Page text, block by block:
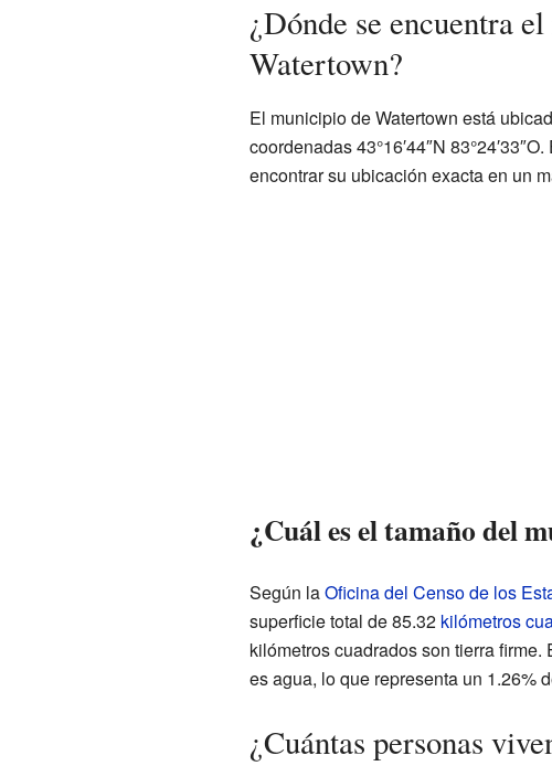
¿Dónde se encuentra
Watertown?
El municipio de Watertown está
coordenadas 43°16′44″N
encontrar su ubicación exacta en un
¿Cuál es el tamaño del
Según laOficina del Censo de los
superficie total de 85.32 kilómetros
kilómetros cuadrados son tierra
es agua, lo que representa un 1.26%
¿Cuántas personas